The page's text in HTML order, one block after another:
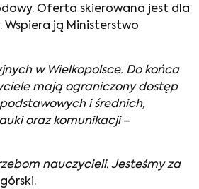
Oferta skierowana jest dla
Wspiera ją Ministerstwo
w Wielkopolsce. Do końca
mają ograniczony dostęp
i średnich,
oraz komunikacji–
nauczycieli. Jesteśmy za